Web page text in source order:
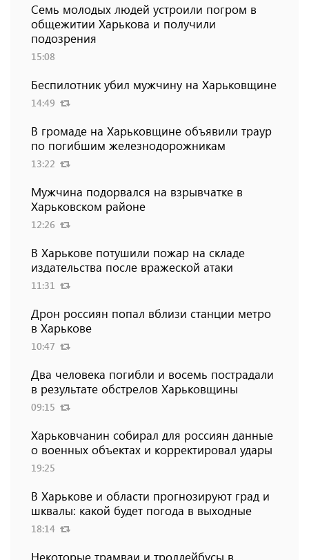
Семь молодых людей устроили погром в
общежитии Харькова и получили
подозрения
15:08
Беспилотник убил мужчину на Харьковщине
14:49
В громаде на Харьковщине объявили траур
по погибшим железнодорожникам
13:22
Мужчина подорвался на взрывчатке в
Харьковском районе
12:26
В Харькове потушили пожар на складе
издательства после вражеской атаки
11:31
Дрон россиян попал вблизи станции метро
в Харькове
10:47
Два человека погибли и восемь пострадали
в результате обстрелов Харьковщины
09:15
Харьковчанин собирал для россиян данные
о военных объектах и ​​корректировал удары
19:25
В Харькове и области прогнозируют град и
шквалы: какой будет погода в выходные
18:14
Некоторые трамваи и троллейбусы в